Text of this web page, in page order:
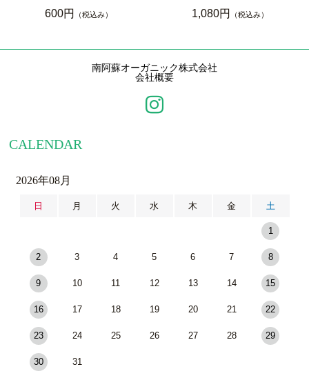
600円
（税込み）
1,080円
（税込み）
南阿蘇オーガニック株式会社
会社概要
CALENDAR
2026年08月
日 月 火 水 木 金 土
1
2 3 4 5 6 7 8
9 10 11 12 13 14 15
16 17 18 19 20 21 22
23 24 25 26 27 28 29
30 31